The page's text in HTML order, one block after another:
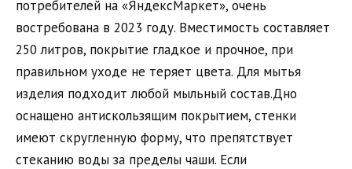
потребителей на «ЯндексМаркет», очень
востребована в 2023 году. Вместимость составляет
250 литров, покрытие гладкое и прочное, при
правильном уходе не теряет цвета. Для мытья
изделия подходит любой мыльный состав.Дно
оснащено антискользящим покрытием, стенки
имеют скругленную форму, что препятствует
стеканию воды за пределы чаши. Если